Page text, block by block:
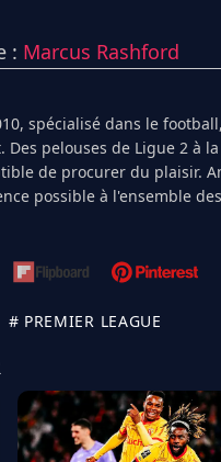
: Marcus Rashford
spécialisé dans le
pelouses de Ligue 2 à
de procurer du plaisir.
possible à l'ensemble
# PREMIER LEAGUE